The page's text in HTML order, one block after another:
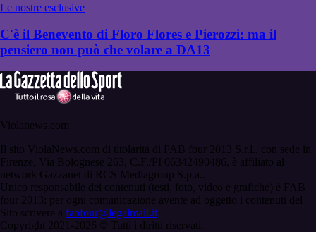
Le nostre esclusive
C'è il Benevento di Floro Flores e Pierozzi: ma il
pensiero non può che volare a DA13
Violanews.com
Il sito ViolaNews.com di titolarità di FAB four 2013 S.r.l., con sede in
Firenze, Via Bolognese 263, C.F./PI 06342490486, è affiliato al
network Gazzanet di RCS Mediagroup S.p.a..
Unico responsabile dei contenuti (testi, foto, video e grafiche) è FAB
four 2013; per ogni comunicazione avente ad oggetto i contenuti del
Sito scrivere a fabfour@legalmail.it
Copyright 2021-2026 © Tutti i diritti riservati.